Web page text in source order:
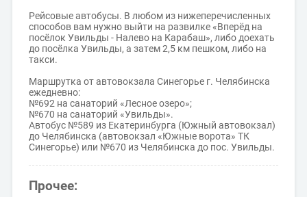
Рейсовые автобусы. В любом из нижеперечисленных
способов вам нужно выйти на развилке «Вперёд на
посёлок Увильды - Налево на Карабаш», либо доехать
до посёлка Увильды, а затем 2,5 км пешком, либо на
такси.
Маршрутка от автовокзала Синегорье г. Челябинска
ежедневно:
№692 на санаторий «Лесное озеро»;
№670 на санаторий «Увильды».
Автобус №589 из Екатеринбурга (Южный автовокзал)
до Челябинска (автовокзал «Южные ворота» ТК
Синегорье) или №670 из Челябинска до пос. Увильды.
Прочее: